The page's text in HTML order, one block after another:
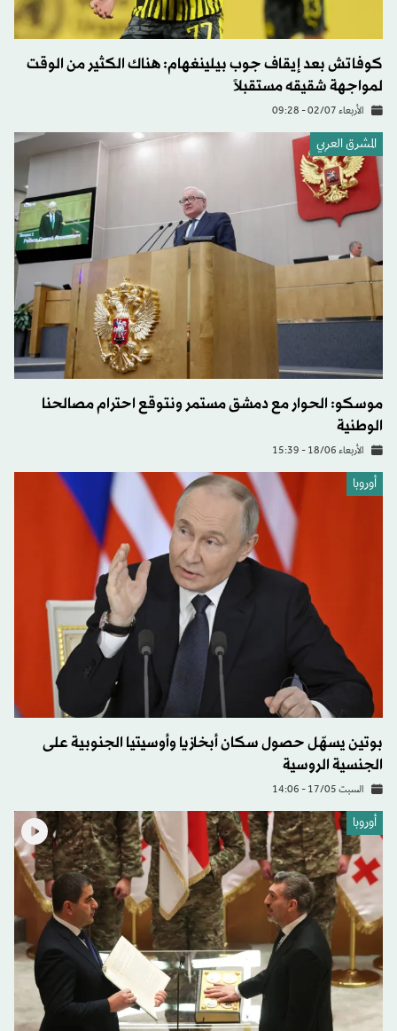
كوفاتش بعد إيقاف جوب بيلينغهام: هناك الكثير من الوقت
لمواجهة شقيقه مستقبلاً
الأربعاء 02/07 - 09:28
المشرق العربي
موسكو: الحوار مع دمشق مستمر ونتوقع احترام مصالحنا
الوطنية
الأربعاء 18/06 - 15:39
أوروبا
بوتين يسهّل حصول سكان أبخازيا وأوسيتيا الجنوبية على
الجنسية الروسية
السبت 17/05 - 14:06
أوروبا